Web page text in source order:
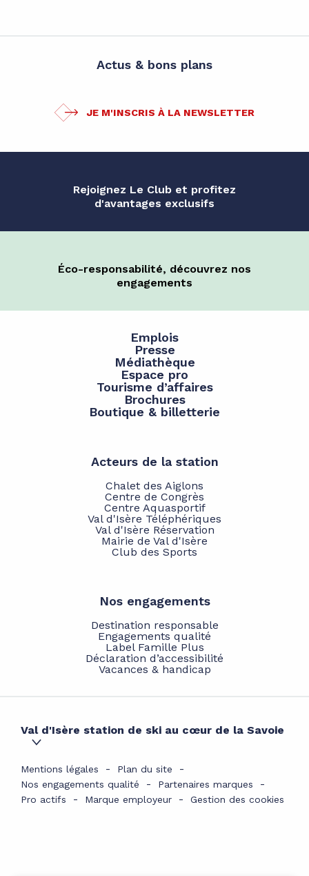
Actus & bons plans
JE M'INSCRIS À LA NEWSLETTER
Rejoignez Le Club et profitez
d'avantages exclusifs
Éco-responsabilité, découvrez nos
engagements
Emplois
Presse
Médiathèque
Espace pro
Tourisme d’affaires
Brochures
Boutique & billetterie
Acteurs de la station
Chalet des Aiglons
Centre de Congrès
Centre Aquasportif
Val d'Isère Téléphériques
Val d'Isère Réservation
Mairie de Val d'Isère
Club des Sports
Nos engagements
Destination responsable
Engagements qualité
Label Famille Plus
Déclaration d’accessibilité
Vacances & handicap
Val d'Isère station de ski au cœur de la Savoie
Mentions légales
Plan du site
Nos engagements qualité
Partenaires marques
Pro actifs
Marque employeur Gestion des cookies